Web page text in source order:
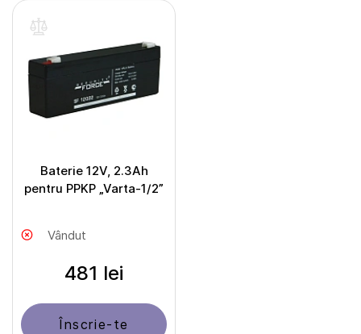
Baterie 12V, 2.3Ah
pentru PPKP „Varta-1/2”
Vândut
481 lei
Înscrie-te